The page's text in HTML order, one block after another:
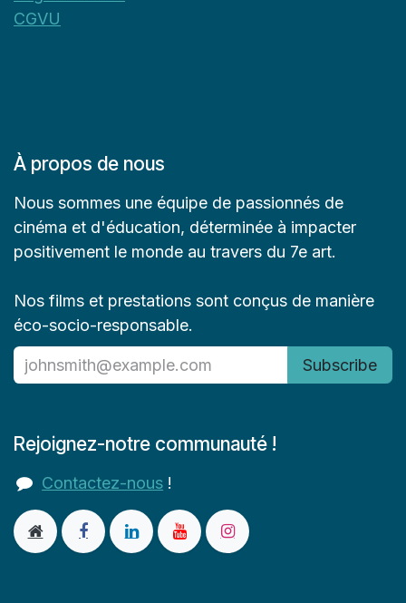
CGVU
À propos de nous
Nous sommes une équipe de passionnés de
cinéma et d'éducation, déterminée à impacter
positivement le monde au travers du 7e art.
Nos films et prestations sont conçus de manière
éco-socio-responsable.
Subscribe
Rejoignez-notre communauté !
Contactez-nous !